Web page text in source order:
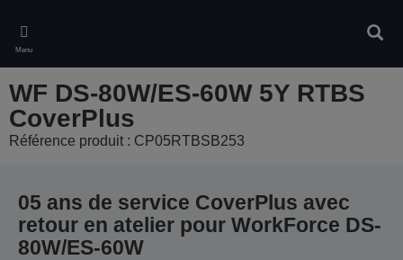
main
content
Menu
WF DS-80W/ES-60W 5Y RTBS
CoverPlus
Référence produit : CP05RTBSB253
05 ans de service CoverPlus avec
retour en atelier pour WorkForce DS-
80W/ES-60W